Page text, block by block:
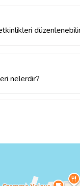
nelerdir?
için 5349487780